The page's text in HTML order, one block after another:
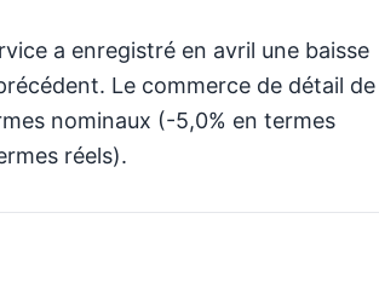
a enregistré en avril une baisse
Le commerce de détail de
nominaux (-5,0% en termes
réels).